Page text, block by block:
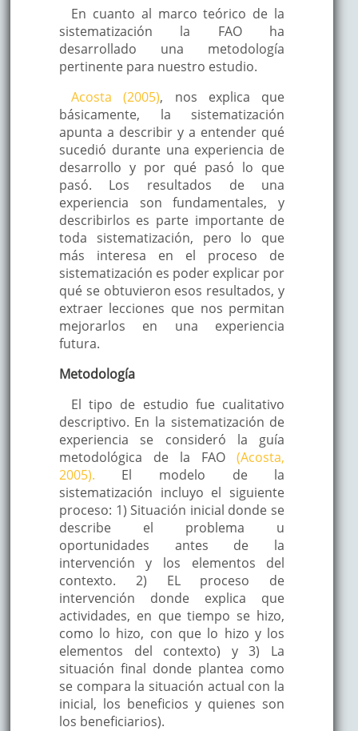
En cuanto al marco teórico de la
sistematización la FAO ha
desarrollado una metodología
pertinente para nuestro estudio.
Acosta (2005), nos explica que
básicamente, la sistematización
apunta a describir y a entender qué
sucedió durante una experiencia de
desarrollo y por qué pasó lo que
pasó. Los resultados de una
experiencia son fundamentales, y
describirlos es parte importante de
toda sistematización, pero lo que
más interesa en el proceso de
sistematización es poder explicar por
qué se obtuvieron esos resultados, y
extraer lecciones que nos permitan
mejorarlos en una experiencia
futura.
Metodología
El tipo de estudio fue cualitativo
descriptivo. En la sistematización de
experiencia se consideró la guía
metodológica de la FAO(Acosta,
2005). El modelo de la
sistematización incluyo el siguiente
proceso: 1) Situación inicial donde se
describe el problema u
oportunidades antes de la
intervención y los elementos del
contexto. 2) EL proceso de
intervención donde explica que
actividades, en que tiempo se hizo,
como lo hizo, con que lo hizo y los
elementos del contexto) y 3) La
situación final donde plantea como
se compara la situación actual con la
inicial, los beneficios y quienes son
los beneficiarios).